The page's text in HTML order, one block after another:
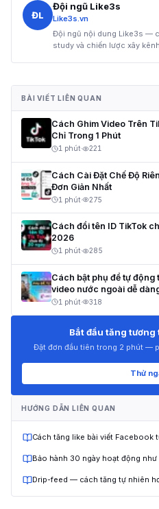
ĐL
Đội ngũ Like3s
Like3s.vn
Đội ngũ nội dung Like3s —
study và chiến lược xây
BÀI VIẾT LIÊN QUAN
Cách Ghim Video Trên
Chỉ Trong 1 Phút
1 phút· 221
Cách Cài Đặt Chế Độ
Đơn Giản Nhất
1 phút· 275
Cách đổi tên ID TikTok
2026
1 phút· 285
Cách bật phụ đề tự động
video nước ngoài dễ
1 phút· 318
Bắt đầu tăng
Đặt đơn đầu tiên trong 2 phút —
Thử
HƯỚNG DẪN LIÊN QUAN
Cách tăng like bài viết Facebook
Bảo hành 30 ngày hoạt động như
Drip-feed — cách tăng tự nhiên